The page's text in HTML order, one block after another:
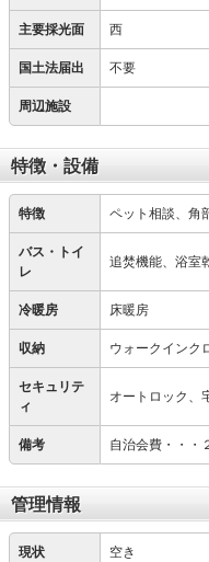
主要採光面 西
国土法届出 不要
周辺施設
特徴・設備
特徴 ペット相談、角
バス・トイ
レ
追焚機能、浴室
冷暖房 床暖房
収納 ウォークインク
セキュリテ
ィ
オートロック、
備考 自治会費・・・
管理情報
現状 空き